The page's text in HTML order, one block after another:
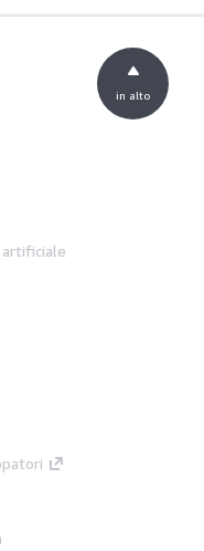
in alto